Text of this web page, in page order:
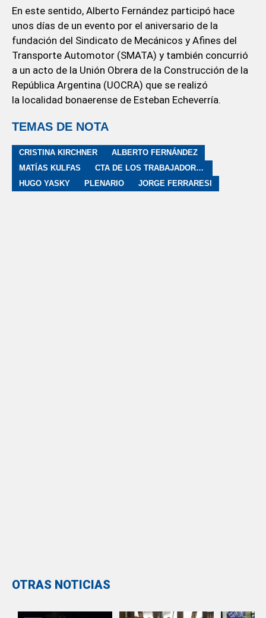
En este sentido, Alberto Fernández participó hace
unos días de un evento por el aniversario de la
fundación del Sindicato de Mecánicos y Afines del
Transporte Automotor (SMATA) y también concurrió
a un acto de la Unión Obrera de la Construcción de la
República Argentina (UOCRA) que se realizó
la localidad bonaerense de Esteban Echeverría.
TEMAS DE NOTA
CRISTINA KIRCHNER
ALBERTO FERNÁNDEZ
MATÍAS KULFAS
CTA DE LOS TRABAJADORES
HUGO YASKY
PLENARIO JORGE FERRARESI
OTRAS NOTICIAS